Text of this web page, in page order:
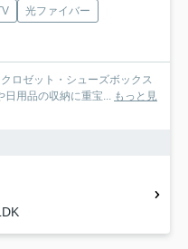
光ファイバー
ロゼット・シューズボックス
日用品の収納に重宝... もっと見